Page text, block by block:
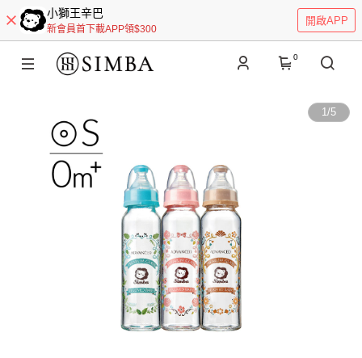
小獅王辛巴
新會員首下載APP領$300
開啟APP
0
1/5